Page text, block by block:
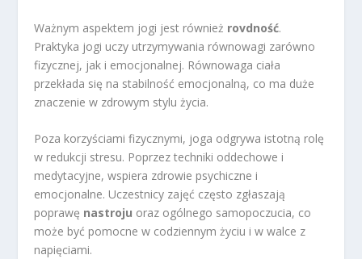
Ważnym aspektem jogi jest również rovdność.
Praktyka jogi uczy utrzymywania równowagi zarówno
fizycznej, jak i emocjonalnej. Równowaga ciała
przekłada się na stabilność emocjonalną, co ma duże
znaczenie w zdrowym stylu życia.
Poza korzyściami fizycznymi, joga odgrywa istotną rolę
w redukcji stresu. Poprzez techniki oddechowe i
medytacyjne, wspiera zdrowie psychiczne i
emocjonalne. Uczestnicy zajęć często zgłaszają
poprawę nastroju oraz ogólnego samopoczucia, co
może być pomocne w codziennym życiu i w walce z
napięciami.